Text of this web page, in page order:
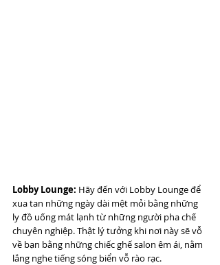
Lobby Lounge: Hãy đến với Lobby Lounge để
xua tan những ngày dài mệt mỏi bằng những
ly đồ uống mát lạnh từ những người pha chế
chuyên nghiệp. Thật lý tưởng khi nơi này sẽ vỗ
về bạn bằng những chiếc ghế salon êm ái, nằm
lắng nghe tiếng sóng biển vỗ rào rạc.